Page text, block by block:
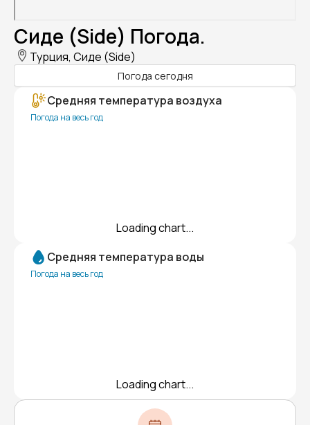
Сиде (Side) Погода.
Турция, Сиде (Side)
Погода сегодня
Средняя температура воздуха
Погода на весь год
Loading chart...
Средняя температура воды
Погода на весь год
Loading chart...